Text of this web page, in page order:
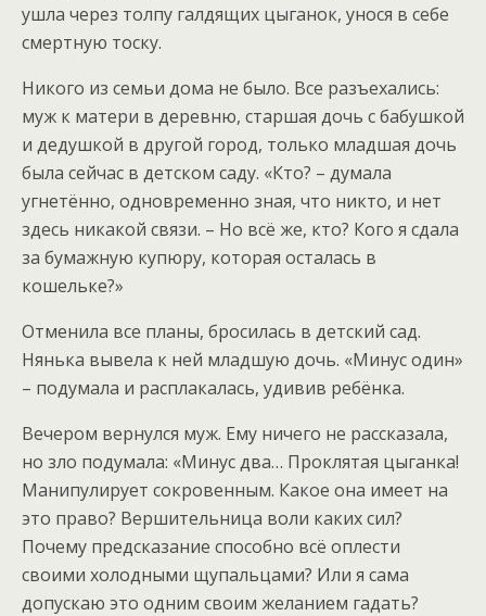
ушла через толпу галдящих цыганок, унося в себе
смертную тоску.
Никого из семьи дома не было. Все разъехались:
муж к матери в деревню, старшая дочь с бабушкой
и дедушкой в другой город, только младшая дочь
была сейчас в детском саду. «Кто? – думала
угнетённо, одновременно зная, что никто, и нет
здесь никакой связи. – Но всё же, кто? Кого я сдала
за бумажную купюру, которая осталась в
кошельке?»
Отменила все планы, бросилась в детский сад.
Нянька вывела к ней младшую дочь. «Минус один»
– подумала и расплакалась, удивив ребёнка.
Вечером вернулся муж. Ему ничего не рассказала,
но зло подумала: «Минус два… Проклятая цыганка!
Манипулирует сокровенным. Какое она имеет на
это право? Вершительница воли каких сил?
Почему предсказание способно всё оплести
своими холодными щупальцами? Или я сама
допускаю это одним своим желанием гадать?